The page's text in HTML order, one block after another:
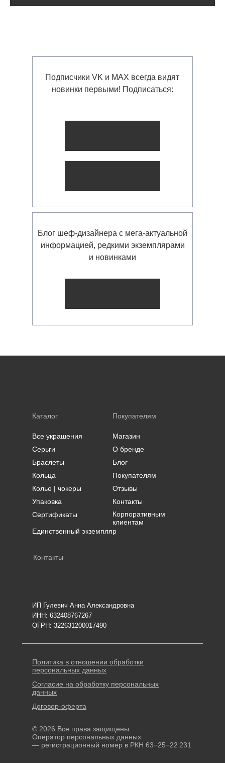
Блог шеф-дизайнера с мега-актуальной
информацией, редкими экземплярами
и новинками
Подписчики VK и MAX всегда видят
новинки первыми! Подписаться:
Договор-оферта
Согласие на обработку персональных
данных
Политика в отношении обработки
персональных данных
© 2026 Все права защищены
Оператор персональных данных
— регистрационный номер в РКН 63−25−22 231
Каталог
Все украшения
Покупателям
Серьги
Браслеты
Кольца
Колье | чокеры
Упаковка
Сертификаты
Единственный экземпляр
Магазин
О бренде
Блог
Покупателям
Отзывы
Контакты
Корпоративным
клиентам
ИП Гулевич Анна Александровна
ИНН: 632408767267
ОГРН: 322631200017490
Контакты